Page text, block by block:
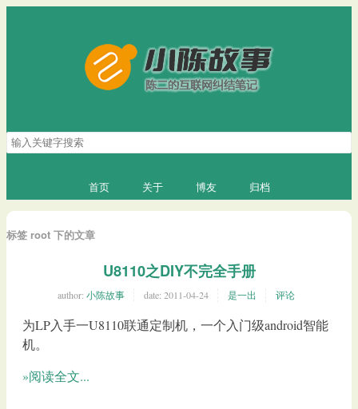
搜
索
字
首页 关于 博友 归档
标签 root 下的文章
U8110之DIY不完全手册
author: 小陈故事 date: 2011-04-24 是一出 评论
为LP入手一U8110联通定制机，一个入门级android智能
机。
»阅读全文...